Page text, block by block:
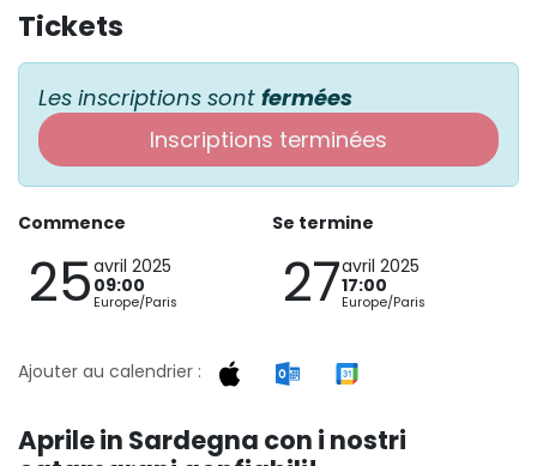
Tickets
Les inscriptions sont fermées
Inscriptions terminées
Commence
25avril 2025
09:00
Europe/Paris
Se termine
27avril 2025
17:00
Europe/Paris
Ajouter au calendrier :
Aprile in Sardegna con i nostri